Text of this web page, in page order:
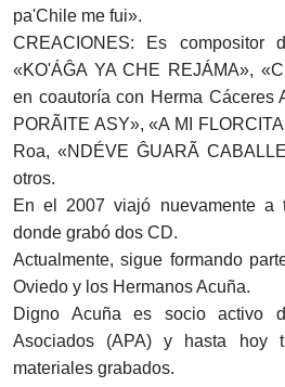
pa'Chile me fui».
CREACIONES: Es compositor
«KO'ÁĜA YA CHE REJÁMA»,
en coautoría con Herma Cáceres
PORÃITE ASY», «A MI
Roa, «NDÉVE ĜUARÃ
otros.
En el 2007 viajó nuevamente a
donde grabó dos CD.
Actualmente, sigue formando
Oviedo y los Hermanos Acuña.
Digno Acuña es socio activo
Asociados (APA) y hasta hoy
materiales grabados.